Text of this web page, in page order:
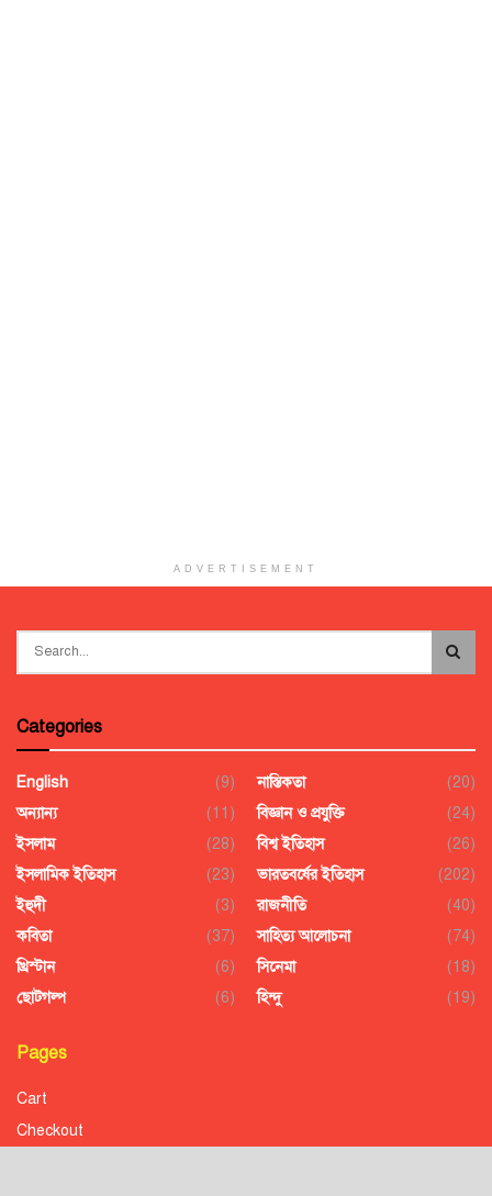
ADVERTISEMENT
Categories
English
(9)
অন্যান্য
(11)
ইসলাম
(28)
ইসলামিক ইতিহাস
(23)
ইহুদী
(3)
কবিতা
(37)
খ্রিস্টান
(6)
ছোটগল্প
(6)
নাস্তিকতা
(20)
বিজ্ঞান ও প্রযুক্তি
(24)
বিশ্ব ইতিহাস
(26)
ভারতবর্ষের ইতিহাস
(202)
রাজনীতি
(40)
সাহিত্য আলোচনা
(74)
সিনেমা
(18)
হিন্দু
(19)
Pages
Cart
Checkout